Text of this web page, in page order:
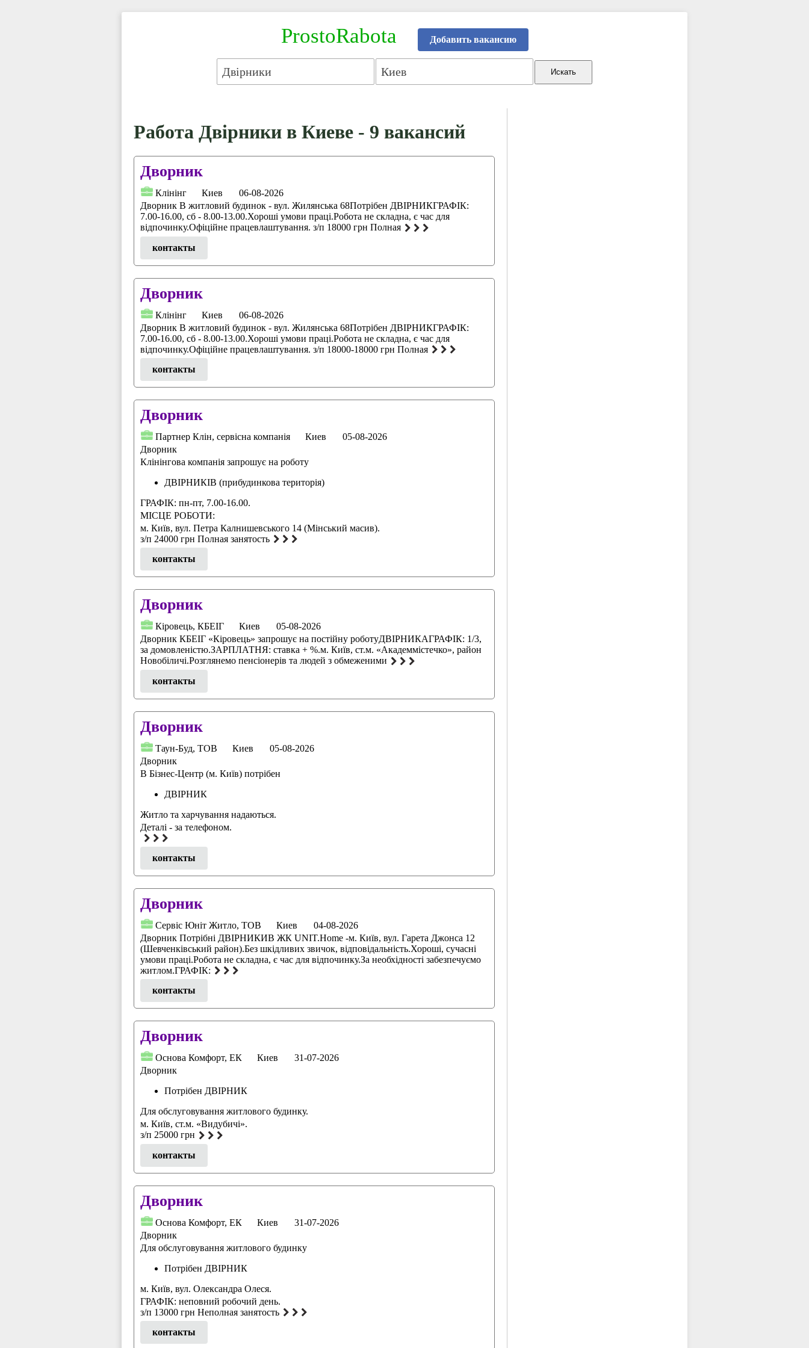
ProstoRabota Добавить вакансию
Работа Двірники в Киеве - 9 вакансий
Дворник
Клінінг Киев
06-08-2026
Дворник В житловий будинок - вул. Жилянська 68Потрібен ДВІРНИКГРАФІК:
7.00-16.00, сб - 8.00-13.00.Хороші умови праці.Робота не складна, є час для
відпочинку.Офіційне працевлаштування. з/п 18000 грн Полная
контакты
Дворник
Клінінг Киев
06-08-2026
Дворник В житловий будинок - вул. Жилянська 68Потрібен ДВІРНИКГРАФІК:
7.00-16.00, сб - 8.00-13.00.Хороші умови праці.Робота не складна, є час для
відпочинку.Офіційне працевлаштування. з/п 18000-18000 грн Полная
контакты
Дворник
Партнер Клін, сервісна компанія Киев
05-08-2026
Дворник
Клінінгова компанія запрошує на роботу
ДВІРНИКІВ (прибудинкова територія)
ГРАФІК: пн-пт, 7.00-16.00.
МІСЦЕ РОБОТИ:
м. Київ, вул. Петра Калнишевського 14 (Мінський масив).
з/п 24000 грн Полная занятость
контакты
Дворник
Кіровець, КБЕІГ Киев
05-08-2026
Дворник КБЕІГ «Кіровець» запрошує на постійну роботуДВІРНИКАГРАФІК: 1/3,
за домовленістю.ЗАРПЛАТНЯ: ставка + %.м. Київ, ст.м. «Академмістечко», район
Новобіличі.Розглянемо пенсіонерів та людей з обмеженими
контакты
Дворник
Таун-Буд, ТОВ Киев
05-08-2026
Дворник
В Бізнес-Центр (м. Київ) потрібен
ДВІРНИК
Житло та харчування надаються.
Деталі - за телефоном.
контакты
Дворник
Сервіс Юніт Житло, ТОВ Киев
04-08-2026
Дворник Потрібні ДВІРНИКИВ ЖК UNIT.Home -м. Київ, вул. Гарета Джонса 12
(Шевченківський район).Без шкідливих звичок, відповідальність.Хороші, сучасні
умови праці.Робота не складна, є час для відпочинку.За необхідності забезпечуємо
житлом.ГРАФІК:
контакты
Дворник
Основа Комфорт, ЕК Киев
31-07-2026
Дворник
Потрібен ДВІРНИК
Для обслуговування житлового будинку.
м. Київ, ст.м. «Видубичі».
з/п 25000 грн
контакты
Дворник
Основа Комфорт, ЕК Киев
31-07-2026
Дворник
Для обслуговування житлового будинку
Потрібен ДВІРНИК
м. Київ, вул. Олександра Олеся.
ГРАФІК: неповний робочий день.
з/п 13000 грн Неполная занятость
контакты